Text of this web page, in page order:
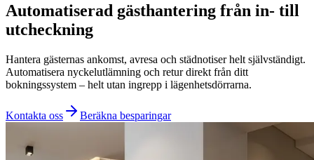
Automatiserad gästhantering från in- till
utcheckning
Hantera gästernas ankomst, avresa och städnotiser helt självständigt.
Automatisera nyckelutlämning och retur direkt från ditt
bokningssystem – helt utan ingrepp i lägenhetsdörrarna.
Kontakta oss Beräkna besparingar